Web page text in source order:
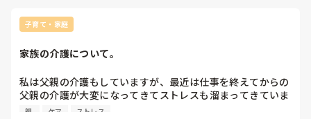
障害の利用者様にとってはキーパーソンになり得る重要人物
で、もし万が一にでも認知症の兆候なのだとしたら、利用者様
その人を取り巻く色んな人との情報共有がのちのち早期に動け
ん。
勘違いであればそれはそれで良いですし、モヤっとする場合は
やっぱりこちらの気持ちとしても報告した方がスッキリすると
思います。
子育て・家庭
家族の介護について。
私は父親の介護もしていますが、最近は仕事を終えてからの
父親の介護が大変になってきてストレスも溜まってきていま
す。来週には父親は入院することになり、その間は少しは休
親 ケア ストレス